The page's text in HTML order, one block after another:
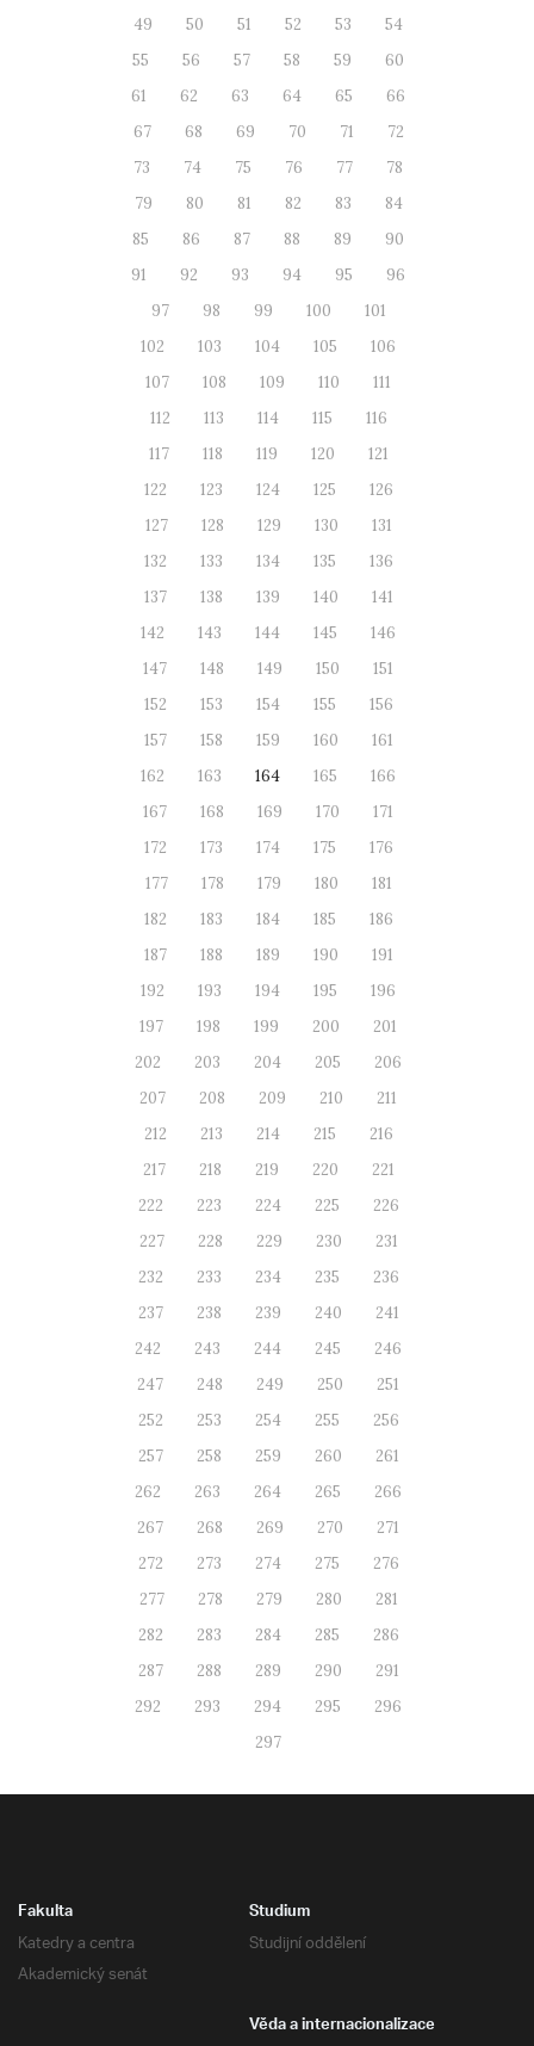
49
50 51 52 53
54
55
56 57 58 59
60
61
62 63 64 65
66
67
68 69 70 71
72
73
74 75 76 77
78
79
80 81 82 83
84
85
86 87 88 89
90
91
92 93 94 95
96
97
98 99 100
101
102
103 104 105
106
107
108 109 110
111
112
113 114 115
116
117
118 119 120
121
122
123 124 125
126
127
128 129 130
131
132
133 134 135
136
137
138 139 140
141
142
143 144 145
146
147
148 149 150
151
152
153 154 155
156
157
158 159 160
161
162
163 164 165
166
167
168 169 170
171
172
173 174 175
176
177
178 179 180
181
182
183 184 185
186
187
188 189 190
191
192
193 194 195
196
197
198 199 200
201
202
203 204 205
206
207
208 209 210
211
212
213 214 215
216
217
218 219 220
221
222
223 224 225
226
227
228 229 230
231
232
233 234 235
236
237
238 239 240
241
242
243 244 245
246
247
248 249 250
251
252
253 254 255
256
257
258 259 260
261
262
263 264 265
266
267
268 269 270
271
272
273 274 275
276
277
278 279 280
281
282
283 284 285
286
287
288 289 290
291
292
293 294 295
296
297
Fakulta
Katedry a centra
Akademický senát
Studium
Studijní oddělení
Věda a internacionalizace